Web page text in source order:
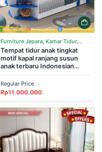
Furniture Jepara, Kamar Tidur,
Tempat Tidur
Tempat tidur anak tingkat
motif kapal ranjang susun
anak terbaru Indonesian
Regular Price
Rp11.000.000